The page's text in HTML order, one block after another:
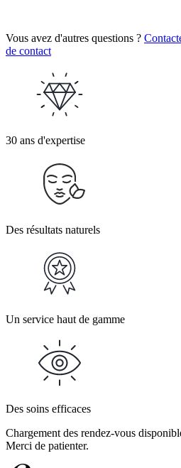
Vous avez d'autres questions ?
de contact
30 ans d'expertise
Des résultats naturels
Un service haut de gamme
Des soins efficaces
Chargement des rendez-vous
Merci de patienter.